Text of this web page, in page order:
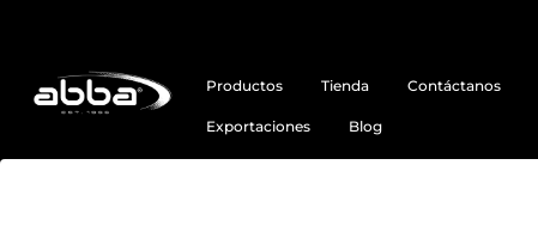
Productos Tienda Contáctanos
Exportaciones Blog